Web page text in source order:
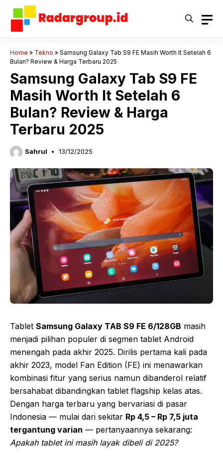
Langsung
Home » Tekno » Samsung Galaxy Tab S9 FE Masih Worth It Setelah 6
Bulan? Review & Harga Terbaru 2025
Samsung Galaxy Tab S9 FE
Masih Worth It Setelah 6
Bulan? Review & Harga
Terbaru 2025
Sahrul 13/12/2025
Tablet Samsung Galaxy TAB S9 FE 6/128GB masih
menjadi pilihan populer di segmen tablet Android
menengah pada akhir 2025. Dirilis pertama kali pada
akhir 2023, model Fan Edition (FE) ini menawarkan
kombinasi fitur yang serius namun dibanderol relatif
bersahabat dibandingkan tablet flagship kelas atas.
Dengan harga terbaru yang bervariasi di pasar
Indonesia — mulai dari sekitar Rp 4,5 – Rp 7,5 juta
tergantung varian — pertanyaannya sekarang:
Apakah tablet ini masih layak dibeli di 2025?